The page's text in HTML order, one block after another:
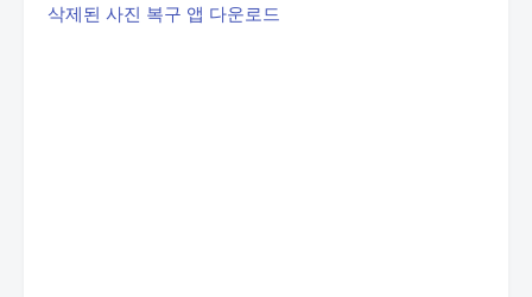
삭제된 사진 복구 앱 다운로드